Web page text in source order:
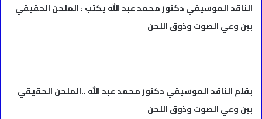
الناقد الموسيقي دكتور محمد عبد الله يكتب : الملحن الحقيقي
بين وعي الصوت وذوق اللحن
بقلم الناقد الموسيقي دكتور محمد عبد الله ..الملحن الحقيقي
بين وعي الصوت وذوق اللحن